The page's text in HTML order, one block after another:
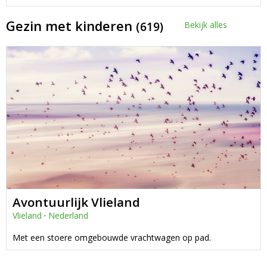
Gezin met kinderen (619) Bekijk alles
Avontuurlijk Vlieland
Vlieland · Nederland
Met een stoere omgebouwde vrachtwagen op pad.